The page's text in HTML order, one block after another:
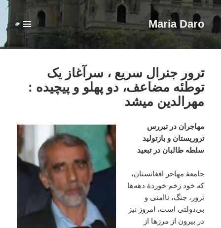
Maria Daro
فهرست
ابزارک‌ها
ترور جنرال سریع ، سرآغاز یک
توطئه مضاعف، دو پهلو و پیچیده :
مهرالدین میشد
مهاجران در تیررس
تروریستان و بازتولید
سلطه طالبان در تبعید
جامعهٔ مهاجر افغانستان،
که خود زخم خوردهٔ دهه‌ها
ترور، جنگ، ناامنی و
بی‌دولتی است، امروز نیز
در بیرون از مرزها از